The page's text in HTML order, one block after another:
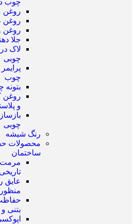
چوب
روغن
روغن
جلا
لاک
چوبی
چوب
روغن
و
چوبی
رنگ شیشه
محصولات
ساختمان
مرمت
تاریخی
عایق
بتنی